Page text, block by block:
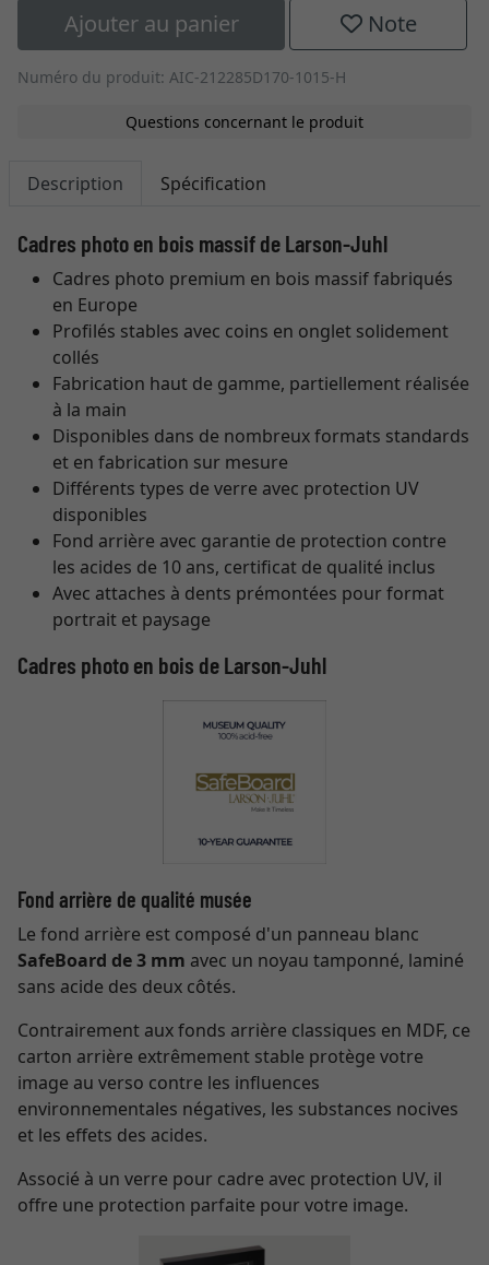
Ajouter au panier Note
Numéro du produit: AIC-212285D170-1015-H
Questions concernant le produit
Description Spécification
Cadres photo en bois massif de Larson-Juhl
Cadres photo premium en bois massif fabriqués
en Europe
Profilés stables avec coins en onglet solidement
collés
Fabrication haut de gamme, partiellement réalisée
à la main
Disponibles dans de nombreux formats standards
et en fabrication sur mesure
Différents types de verre avec protection UV
disponibles
Fond arrière avec garantie de protection contre
les acides de 10 ans, certificat de qualité inclus
Avec attaches à dents prémontées pour format
portrait et paysage
Cadres photo en bois de Larson-Juhl
Fond arrière de qualité musée
Le fond arrière est composé d'un panneau blanc
SafeBoard de 3 mm avec un noyau tamponné, laminé
sans acide des deux côtés.
Contrairement aux fonds arrière classiques en MDF, ce
carton arrière extrêmement stable protège votre
image au verso contre les influences
environnementales négatives, les substances nocives
et les effets des acides.
Associé à un verre pour cadre avec protection UV, il
offre une protection parfaite pour votre image.